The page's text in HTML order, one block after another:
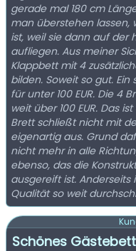
gerade mal 180 cm
man überstehen lassen,
ist, weil sie dann auf der
aufliegen. Aus meiner
Klappbett mit 4
bilden. Soweit so gut.
für unter 100 EUR. Die 4
weit über 100 EUR. Das
Brett schließt nicht mit
eigenartig aus. Grund
nicht mehr in alle
ebenso, das die
ausgereift ist. Anderseits
Qualität so weit
Schönes Gästebett